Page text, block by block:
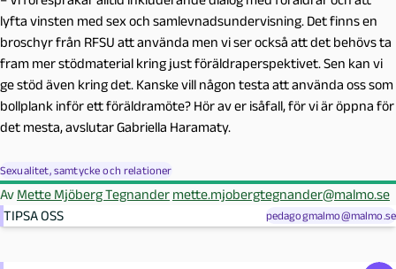
lyfta vinsten med sex och samlevnadsundervisning. Det finns en
broschyr från RFSU att använda men vi ser också att det behövs ta
fram mer stödmaterial kring just föräldraperspektivet. Sen kan vi
ge stöd även kring det. Kanske vill någon testa att använda oss som
bollplank inför ett föräldramöte? Hör av er isåfall, för vi är öppna för
det mesta, avslutar Gabriella Haramaty.
Sexualitet, samtycke och relationer
Av Mette Mjöberg Tegnander mette.mjobergtegnander@malmo.se
TIPSA OSS
pedagogmalmo@malmo.se